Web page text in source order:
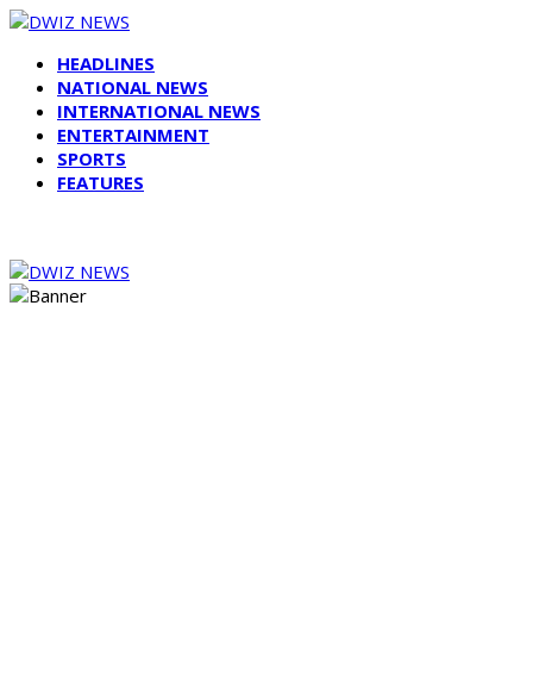
HEADLINES
NATIONAL NEWS
INTERNATIONAL NEWS
ENTERTAINMENT
SPORTS
FEATURES